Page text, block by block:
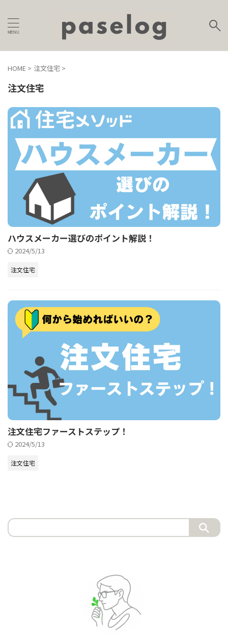
HOME > 注文住宅 >
注文住宅
ハウスメーカー選びのポイント解説！
2024/5/13
注文住宅
注文住宅ファーストステップ！
2024/5/13
注文住宅